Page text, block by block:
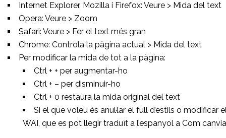
Internet Explorer, Mozilla i Firefox: Veure > Mida del text
Opera: Veure > Zoom
Safari: Veure > Fer el text més gran
Chrome: Controla la pàgina actual > Mida del text
Per modificar la mida de tot a la pàgina:
Ctrl + + per augmentar-ho
Ctrl + – per disminuir-ho
Ctrl + 0 restaura la mida original del text
Si el que voleu és anul·lar el full d’estils o
WAI, que es pot llegir traduït a l’espanyol a Com